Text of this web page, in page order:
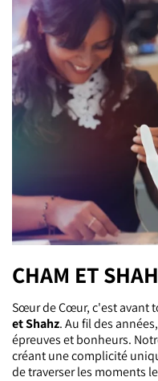
CHAM ET
Sœur de Cœur, c'est avant
et Shahz. Au fil des
épreuves et bonheurs.
créant une complicité
de traverser les moments